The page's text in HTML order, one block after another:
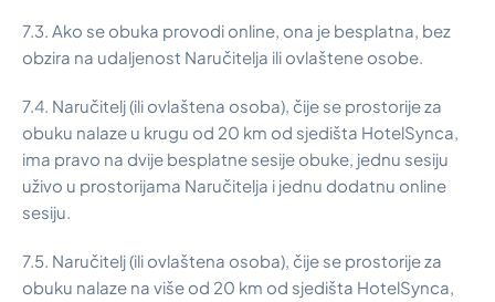
7.3. Ako se obuka provodi online, ona je besplatna, bez
obzira na udaljenost Naručitelja ili ovlaštene osobe.
7.4. Naručitelj (ili ovlaštena osoba), čije se prostorije za
obuku nalaze u krugu od 20 km od sjedišta HotelSynca,
ima pravo na dvije besplatne sesije obuke, jednu sesiju
uživo u prostorijama Naručitelja i jednu dodatnu online
sesiju.
7.5. Naručitelj (ili ovlaštena osoba), čije se prostorije za
obuku nalaze na više od 20 km od sjedišta HotelSynca,